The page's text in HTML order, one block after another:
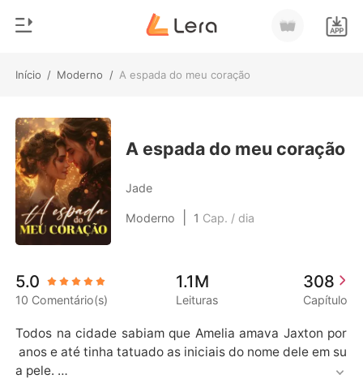
Início / Moderno / A espada do meu coração
Loja
Histórico
Sair
Baixar App
Gênero
Moderno
Lobisomem
Contos
Bilionários
Contos Curtos
A espada do meu coração
Jade
Moderno 1 Cap. / dia
5.0
10 Comentário(s)
1.1M
Leituras
308
Capítulo
Todos na cidade sabiam que Amelia amava Jaxton por
anos e até tinha tatuado as iniciais do nome dele em su
a pele.